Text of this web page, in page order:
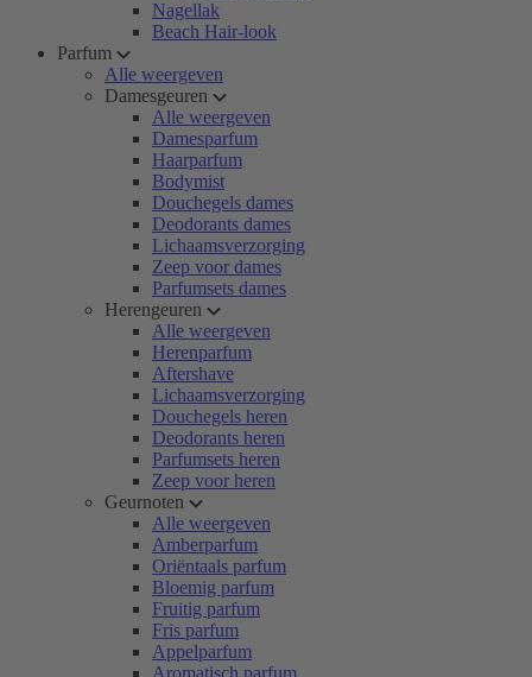
Nagellak
Beach Hair-look
Parfum
Alle weergeven
Damesgeuren
Alle weergeven
Damesparfum
Haarparfum
Bodymist
Douchegels dames
Deodorants dames
Lichaamsverzorging
Zeep voor dames
Parfumsets dames
Herengeuren
Alle weergeven
Herenparfum
Aftershave
Lichaamsverzorging
Douchegels heren
Deodorants heren
Parfumsets heren
Zeep voor heren
Geurnoten
Alle weergeven
Amberparfum
Oriëntaals parfum
Bloemig parfum
Fruitig parfum
Fris parfum
Appelparfum
Aromatisch parfum